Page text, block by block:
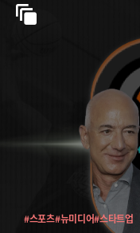
#스포츠#뉴미디어#스타트업